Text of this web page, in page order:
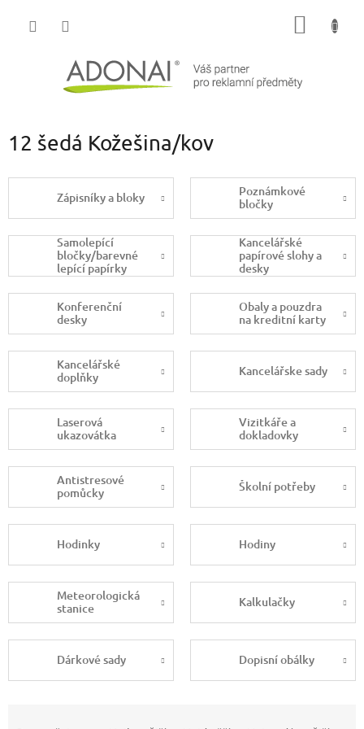
12 šedá Kožešina/kov
Zápisníky a bloky
Poznámkové
bločky
Samolepící
bločky/barevné
lepící papírky
Kancelářské
papírové slohy a
desky
Konferenční
desky
Obaly a pouzdra
na kreditní karty
Kancelářské
doplňky
Kancelářske sady
Laserová
ukazovátka
Vizitkáře a
dokladovky
Antistresové
pomůcky
Školní potřeby
Hodinky Hodiny
Meteorologická
stanice
Kalkulačky
Dárkové sady Dopisní obálky